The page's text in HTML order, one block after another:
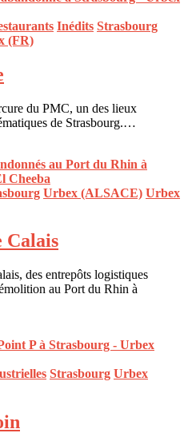
Inédits Strasbourg
(FR)
du PMC, un des lieux
de Strasbourg.…
Urbex (ALSACE) Urbex
Calais
des entrepôts logistiques
au Port du Rhin à
Strasbourg Urbex